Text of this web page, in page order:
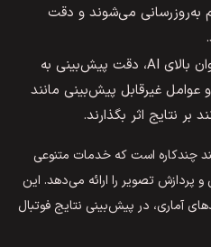
به‌روزرسانی می‌شوند و دقت
: با وجود توان بالای AI، دقت پیش‌بینی به
عوامل غیرقابل پیش‌بینی مانند
نتایج اثر بگذارند.
چندکاره است که خدمات متنوعی
پردازش تصویر را ارائه می‌دهد. این
آماری، در پیش‌بینی نتایج فوتبال